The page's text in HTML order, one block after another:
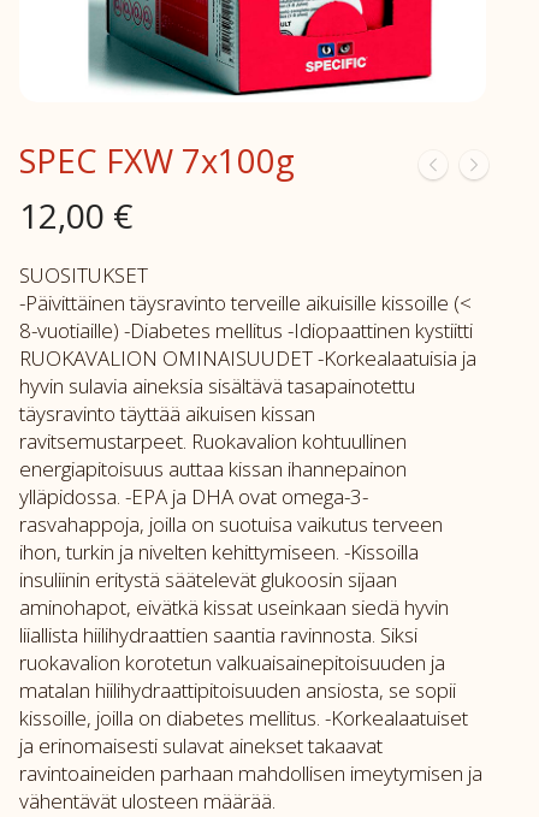
SPEC FXW 7x100g
12,00 €
SUOSITUKSET
-Päivittäinen täysravinto terveille aikuisille kissoille (<
8-vuotiaille) -Diabetes mellitus -Idiopaattinen kystiitti
RUOKAVALION OMINAISUUDET -Korkealaatuisia ja
hyvin sulavia aineksia sisältävä tasapainotettu
täysravinto täyttää aikuisen kissan
ravitsemustarpeet. Ruokavalion kohtuullinen
energiapitoisuus auttaa kissan ihannepainon
ylläpidossa. -EPA ja DHA ovat omega-3-
rasvahappoja, joilla on suotuisa vaikutus terveen
ihon, turkin ja nivelten kehittymiseen. -Kissoilla
insuliinin eritystä säätelevät glukoosin sijaan
aminohapot, eivätkä kissat useinkaan siedä hyvin
liiallista hiilihydraattien saantia ravinnosta. Siksi
ruokavalion korotetun valkuaisainepitoisuuden ja
matalan hiilihydraattipitoisuuden ansiosta, se sopii
kissoille, joilla on diabetes mellitus. -Korkealaatuiset
ja erinomaisesti sulavat ainekset takaavat
ravintoaineiden parhaan mahdollisen imeytymisen ja
vähentävät ulosteen määrää.